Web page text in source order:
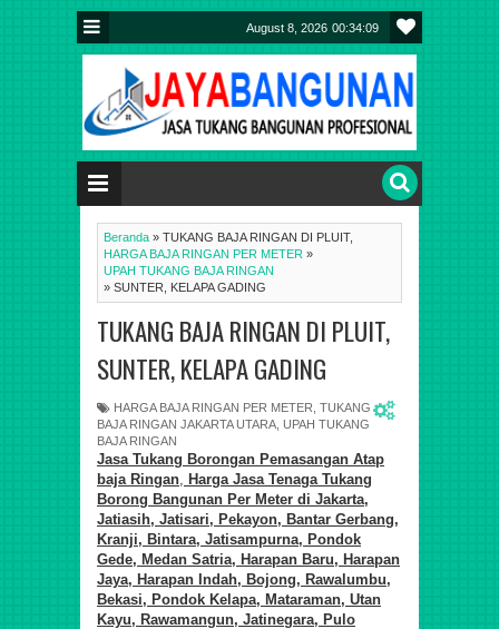
August 8, 2026 00:34:10
Beranda »
HARGA BAJA RINGAN PER METER »
UPAH TUKANG BAJA RINGAN
»
TUKANG BAJA RINGAN DI PLUIT,
SUNTER, KELAPA GADING
TUKANG BAJA RINGAN DI PLUIT,
SUNTER, KELAPA GADING
HARGA BAJA RINGAN PER METER TUKANG
BAJA RINGAN JAKARTA UTARA UPAH TUKANG
BAJA RINGAN
Jasa Tukang Borongan Pemasangan Atap
baja Ringan Harga Jasa Tenaga Tukang
Borong Bangunan Per Meter di Jakarta,
Jatiasih, Jatisari, Pekayon, Bantar Gerbang,
Kranji, Bintara, Jatisampurna, Pondok
Gede, Medan Satria, Harapan Baru, Harapan
Jaya, Harapan Indah, Bojong, Rawalumbu,
Bekasi, Pondok Kelapa, Mataraman, Utan
Kayu, Rawamangun, Jatinegara, Pulo